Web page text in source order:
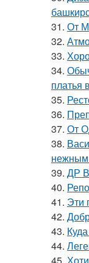
31. От
32.
33.
34.
платья
35.
36.
37. От
38.
нежным
39. ДР
40.
41. Эти
42.
43.
44.